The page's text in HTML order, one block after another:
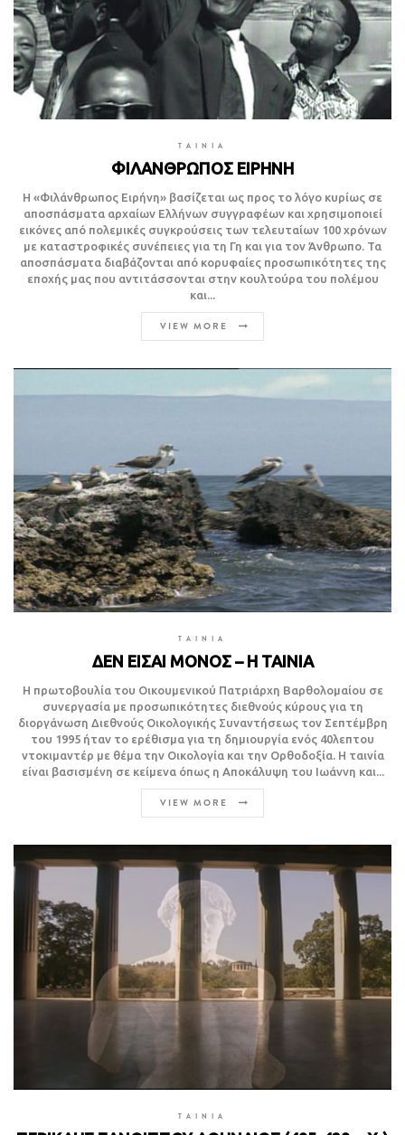
TAINIA
ΦΙΛΑΝΘΡΩΠΟΣ ΕΙΡΗΝΗ
Η «Φιλάνθρωπος Ειρήνη» βασίζεται ως προς το λόγο κυρίως σε
αποσπάσματα αρχαίων Ελλήνων συγγραφέων και χρησιμοποιεί
εικόνες από πολεμικές συγκρούσεις των τελευταίων 100 χρόνων
με καταστροφικές συνέπειες για τη Γη και για τον Άνθρωπο. Τα
αποσπάσματα διαβάζονται από κορυφαίες προσωπικότητες της
εποχής μας που αντιτάσσονται στην κουλτούρα του πολέμου
και...
VIEW MORE
TAINIA
ΔΕΝ ΕΙΣΑΙ ΜΟΝΟΣ – Η ΤΑΙΝΙΑ
Η πρωτοβουλία του Οικουμενικού Πατριάρχη Βαρθολομαίου σε
συνεργασία με προσωπικότητες διεθνούς κύρους για τη
διοργάνωση Διεθνούς Οικολογικής Συναντήσεως τον Σεπτέμβρη
του 1995 ήταν το ερέθισμα για τη δημιουργία ενός 40λεπτου
ντοκιμαντέρ με θέμα την Οικολογία και την Ορθοδοξία. Η ταινία
είναι βασισμένη σε κείμενα όπως η Αποκάλυψη του Ιωάννη και...
VIEW MORE
TAINIA